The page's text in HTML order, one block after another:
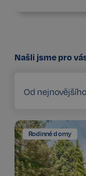
Našli jsme pro
Od nejnovějšího
Rodinné domy